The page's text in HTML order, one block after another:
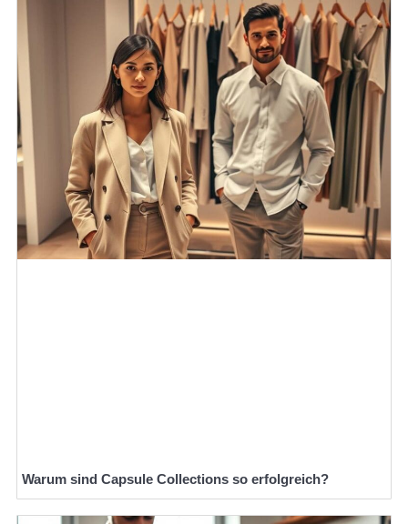
Warum sind Capsule Collections so erfolgreich?